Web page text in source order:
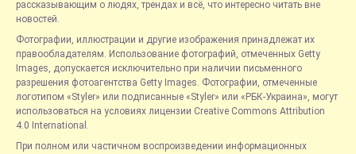
рассказывающим о людях, трендах и всё, что интересно читать вне
новостей.
Фотографии, иллюстрации и другие изображения принадлежат их
правообладателям. Использование фотографий, отмеченных Getty
Images, допускается исключительно при наличии письменного
разрешения фотоагентства Getty Images. Фотографии, отмеченные
логотипом «Styler» или подписанные «Styler» или «РБК-Украина», могут
использоваться на условиях лицензии Creative Commons Attribution
4.0 International.
При полном или частичном воспроизведении информационных